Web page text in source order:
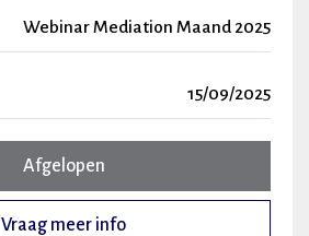
Webinar Mediation Maand 2025
15/09/2025
Afgelopen
Vraag meer info